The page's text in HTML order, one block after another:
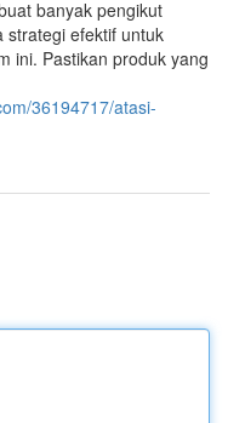
banyak pengikut
strategi efektif untuk
ini. Pastikan produk yang
36194717/atasi-